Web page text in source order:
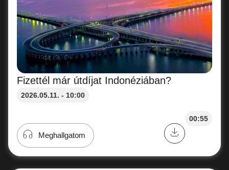
Fizettél már útdíjat Indonéziában?
2026.05.11. - 10:00
00:55
Meghallgatom